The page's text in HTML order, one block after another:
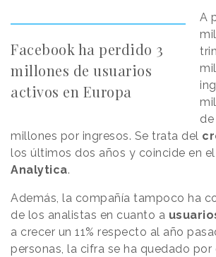
Facebook ha perdido 3
millones de usuarios
activos en Europa
A
millones por ingresos. Se trata del
los últimos dos años y coincide en
Analytica.
Además, la compañía tampoco ha
de los analistas en cuanto a
a crecer un 11% respecto al año
personas, la cifra se ha quedado